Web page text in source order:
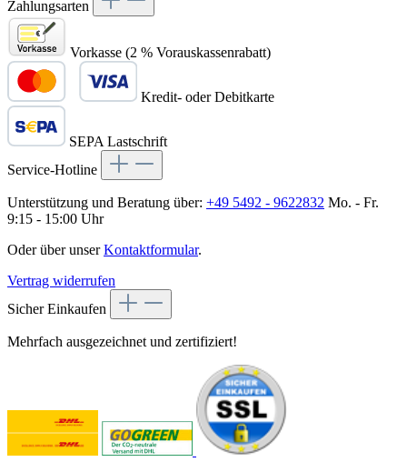
Zahlungsarten
Vorkasse (2 % Vorauskassenrabatt)
Kredit- oder Debitkarte
SEPA Lastschrift
Service-Hotline
Unterstützung und Beratung über: +49 5492 - 9622832 Mo. - Fr.
9:15 - 15:00 Uhr
Oder über unserKontaktformular.
Vertrag widerrufen
Sicher Einkaufen
Mehrfach ausgezeichnet und zertifiziert!